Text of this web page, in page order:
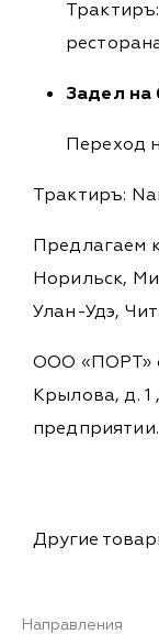
Задел на
Переход
Трактиръ:
Предлагаем
Норильск,
Улан-Удэ,
ООО «ПОРТ»
Крылова, д.
предприятии.
Другие
Направления